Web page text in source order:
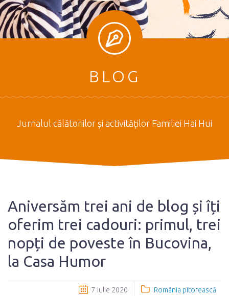
BLOG
Jurnalul călătoriilor şi activităţilor Familiei Hai Hui
Aniversăm trei ani de blog și îți
oferim trei cadouri: primul, trei
nopți de poveste în Bucovina,
la Casa Humor
7 iulie 2020 România pitorească